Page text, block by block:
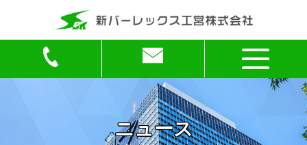
ニュース